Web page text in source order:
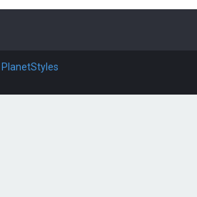
PlanetStyles